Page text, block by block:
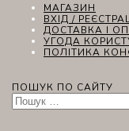
МАГАЗИН
ВХІД /
ДОСТАВКА І
УГОДА
ПОЛІТИКА
ПОШУК ПО САЙТУ
Пошук: